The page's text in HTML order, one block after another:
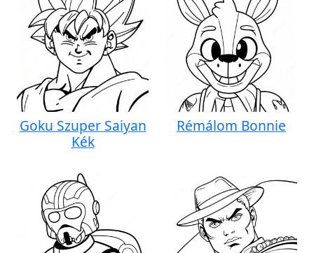
Goku Szuper Saiyan
Kék
Rémálom Bonnie